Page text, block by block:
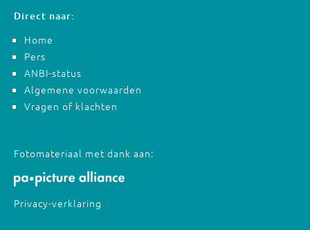
Direct naar:
Home
Pers
ANBI-status
Algemene voorwaarden
Vragen of klachten
Fotomateriaal met dank aan:
Privacy-verklaring